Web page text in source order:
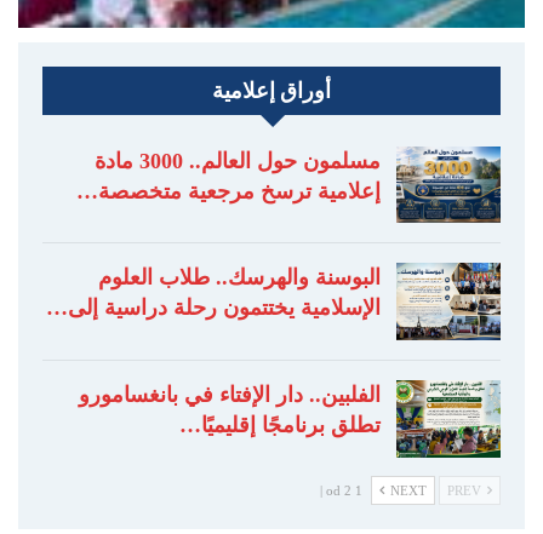
أوراق إعلامية
مسلمون حول العالم.. 3000 مادة
إعلامية ترسخ مرجعية متخصصة…
البوسنة والهرسك.. طلاب العلوم
الإسلامية يختتمون رحلة دراسية إلى…
الفلبين.. دار الإفتاء في بانغسامورو
تطلق برنامجًا إقليميًا…
NEXT
1 od 2 |